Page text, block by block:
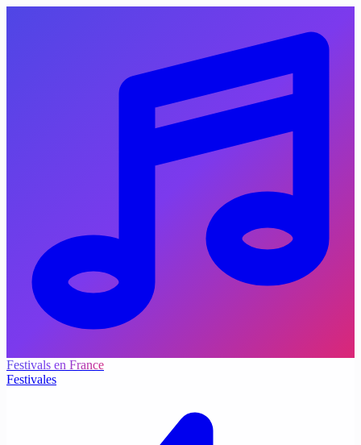
Festivals en France
Festivales